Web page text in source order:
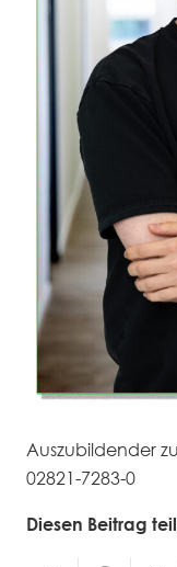
Auszubildender
02821-7283-0
Diesen Beitrag